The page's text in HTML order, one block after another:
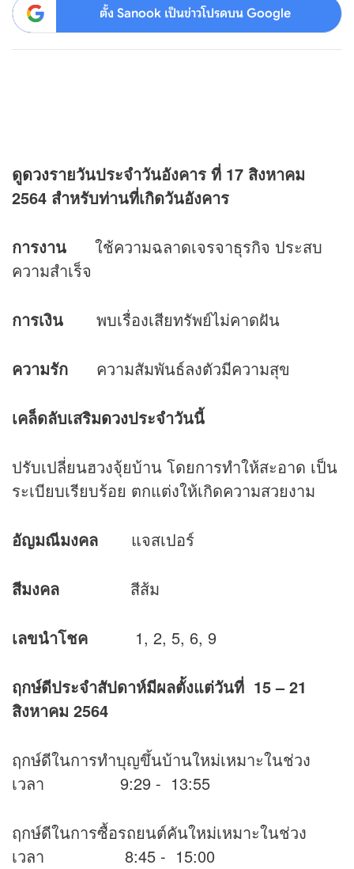
ตั้ง Sanook เป็นข่าวโปรดบน Google
ดูดวงรายวันประจำวันอังคาร ที่ 17 สิงหาคม
2564 สำหรับท่านที่เกิดวันอังคาร
การงาน ใช้ความฉลาดเจรจาธุรกิจ ประสบ
ความสำเร็จ
การเงิน พบเรื่องเสียทรัพย์ไม่คาดฝัน
ความรัก ความสัมพันธ์ลงตัวมีความสุข
เคล็ดลับเสริมดวงประจำวันนี้
ปรับเปลี่ยนฮวงจุ้ยบ้าน โดยการทำให้สะอาด เป็น
ระเบียบเรียบร้อย ตกแต่งให้เกิดความสวยงาม
อัญมณีมงคล แจสเปอร์
สีมงคล สีส้ม
เลขนำโชค 1, 2, 5, 6, 9
ฤกษ์ดีประจำสัปดาห์มีผลตั้งแต่วันที่ 15 – 21
สิงหาคม 2564
ฤกษ์ดีในการทำบุญขึ้นบ้านใหม่เหมาะในช่วง
เวลา 9:29 - 13:55
ฤกษ์ดีในการซื้อรถยนต์คันใหม่เหมาะในช่วง
เวลา 8:45 - 15:00